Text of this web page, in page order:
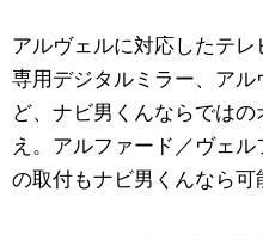
アルヴェルに対応したテレ
専用デジタルミラー、ア
ど、ナビ男くんならでは
え。アルファード／ヴェ
の取付もナビ男くんなら可